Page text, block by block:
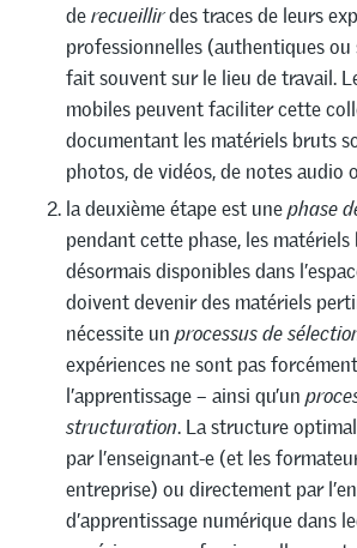
derecueillirdes traces de leurs
professionnelles (authentiques ou
fait souvent sur le lieu de travail.
mobiles peuvent faciliter cette
documentant les matériels bruts
photos, de vidéos, de notes audio
la deuxième étape est unephase
pendant cette phase, les
désormais disponibles dans
doivent devenir des matériels
nécessite un processus de
expériences ne sont pas
l’apprentissage – ainsi qu’un
structuration. La structure
par l’enseignant-e (et les
entreprise) ou directement par
d’apprentissage numérique dans